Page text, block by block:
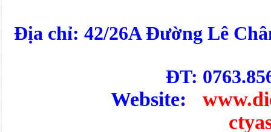
Địa chỉ: 42/26A Đường Lê
ĐT:
Website: